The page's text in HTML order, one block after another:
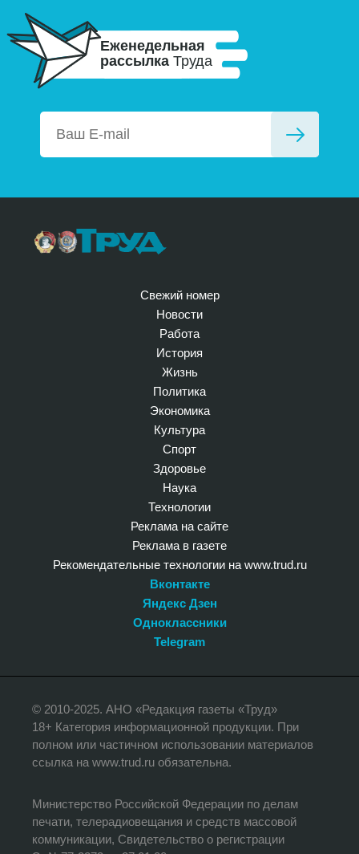
Еженедельная
рассылка Труда
Свежий номер
Новости
Работа
История
Жизнь
Политика
Экономика
Культура
Спорт
Здоровье
Наука
Технологии
Реклама на сайте
Реклама в газете
Рекомендательные технологии на www.trud.ru
Вконтакте
Яндекс Дзен
Одноклассники
Telegram
© 2010-2025. АНО «Редакция газеты «Труд»
18+ Категория информационной продукции. При
полном или частичном использовании материалов
ссылка на www.trud.ru обязательна.
Министерство Российской Федерации по делам
печати, телерадиовещания и средств массовой
коммуникации, Свидетельство о регистрации